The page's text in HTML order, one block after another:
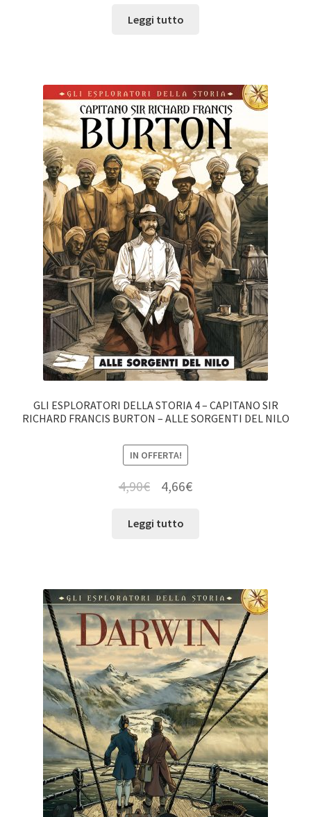
Leggi tutto
GLI ESPLORATORI DELLA STORIA 4 – CAPITANO SIR
RICHARD FRANCIS BURTON – ALLE SORGENTI DEL NILO
IN OFFERTA!
4,90€ 4,66€
Leggi tutto